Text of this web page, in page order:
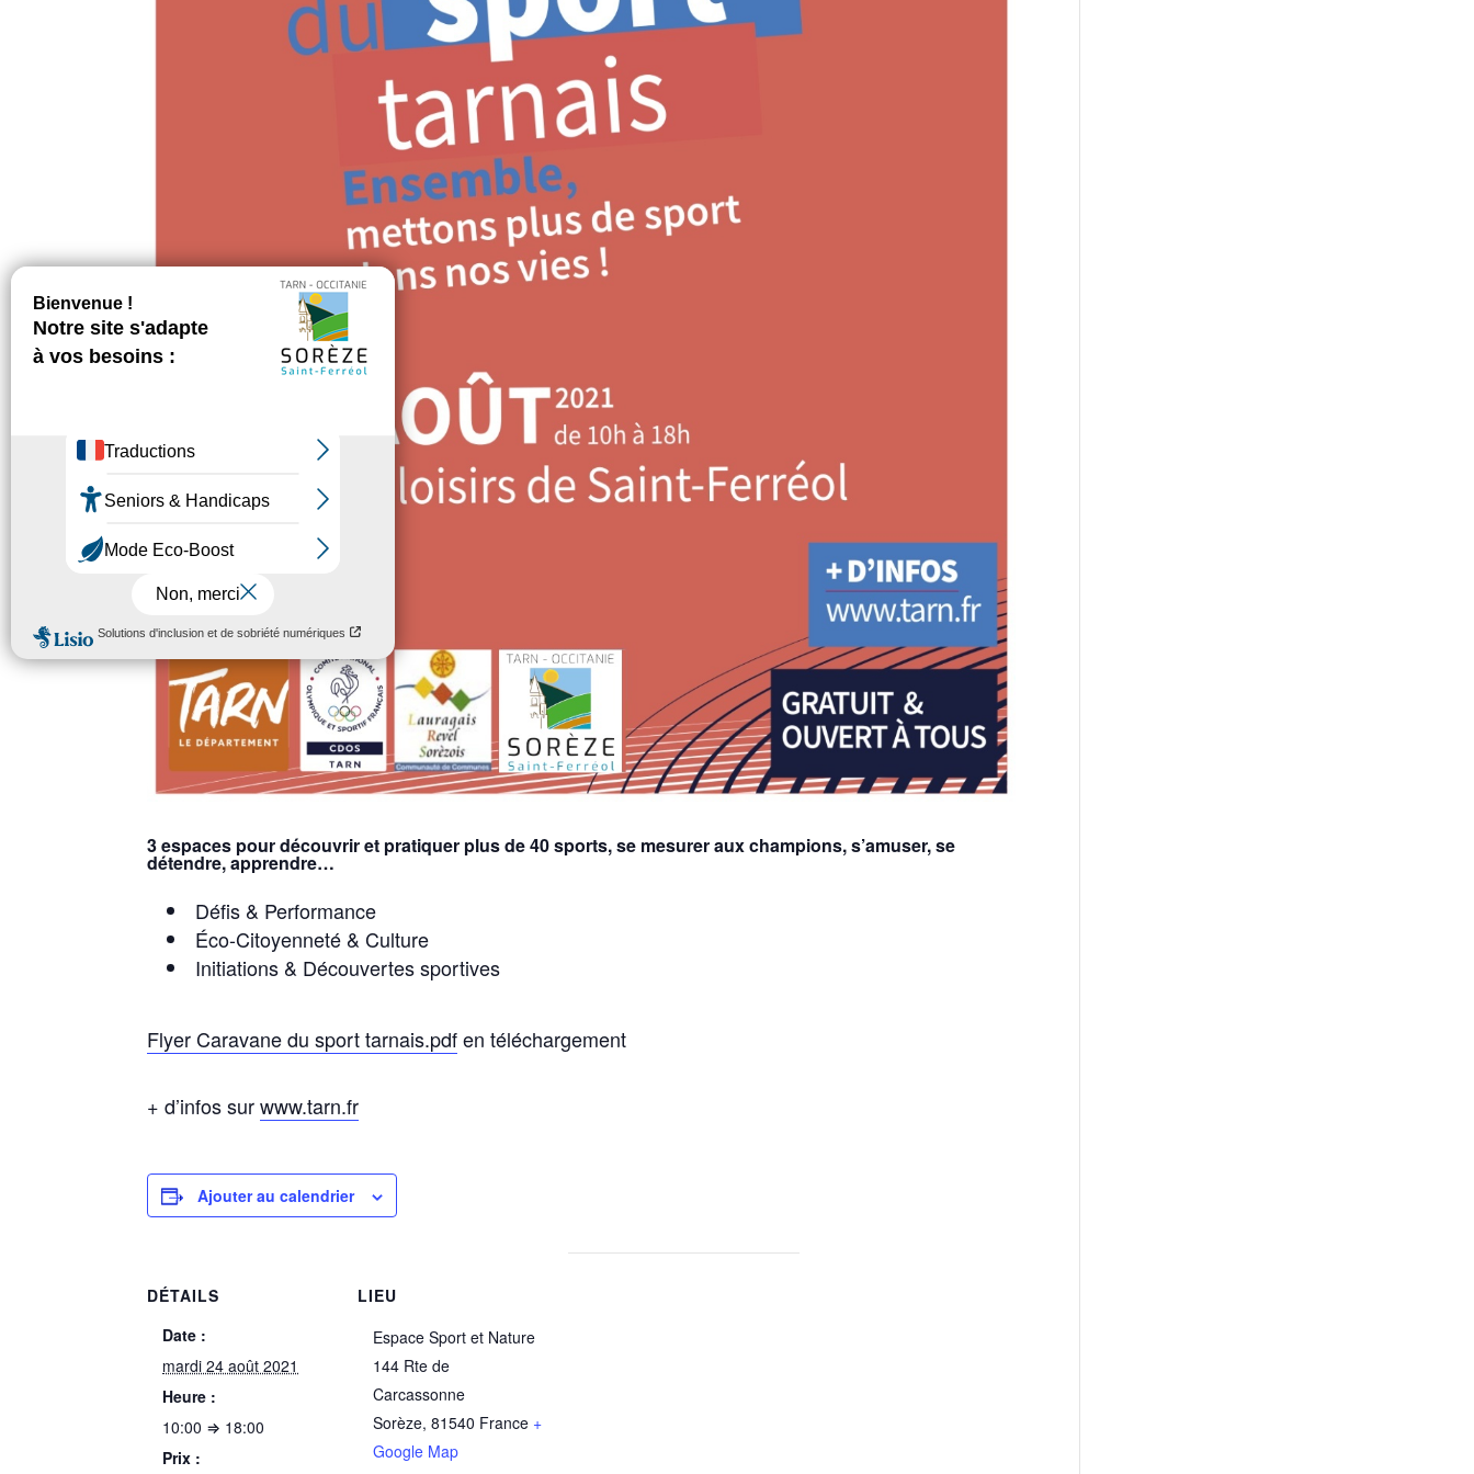
3 espaces pour découvrir et pratiquer plus de 40 sports, se mesurer aux champions, s’amuser, se
détendre, apprendre…
Défis & Performance
Éco-Citoyenneté & Culture
Initiations & Découvertes sportives
Flyer Caravane du sport tarnais.pdfen téléchargement
+ d’infos surwww.tarn.fr
Ajouter au calendrier
DÉTAILS
Date :
mardi 24 août 2021
Heure :
10:00 ⇒ 18:00
Prix :
LIEU
Espace Sport et Nature
144 Rte de
Carcassonne
Sorèze, 81540 France +
Google Map